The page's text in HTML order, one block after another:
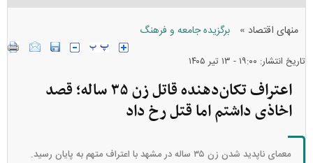
منهای اقتصاد » برگزیده جامعه و فرهنگ
تاریخ انتشار: ۱۹:۰۰ - ۱۳ تير ۱۴۰۵
اعتراف تکان‌دهنده قاتل زن ۳۵ ساله؛ قصد
اخاذی داشتم اما قتل رخ داد
معمای ناپدید شدن زن ۳۵ ساله در مشهد با اعتراف متهم به پایان رسید.